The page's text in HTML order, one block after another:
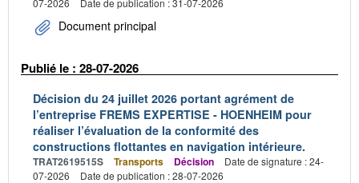
Document principal
Publié le : 28-07-2026
Décision du 24 juillet 2026 portant agrément de
l’entreprise FREMS EXPERTISE - HOENHEIM pour
réaliser l’évaluation de la conformité des
constructions flottantes en navigation intérieure.
TRAT2619515S Transports Décision
Date de signature : 24-
07-2026
Date de publication : 28-07-2026